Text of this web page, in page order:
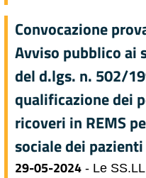
Convocazione
Avviso pubblico ai
del d.lgs. n. 502/
qualificazione dei
ricoveri in REMS
sociale dei
29-05-2024 - Le